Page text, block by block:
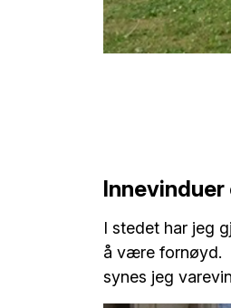
Innevinduer
I stedet har jeg
å være fornøyd.
synes jeg